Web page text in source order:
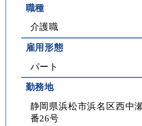
職種
介護職
雇用形態
パート
勤務地
静岡県浜松市浜名区西中
番26号